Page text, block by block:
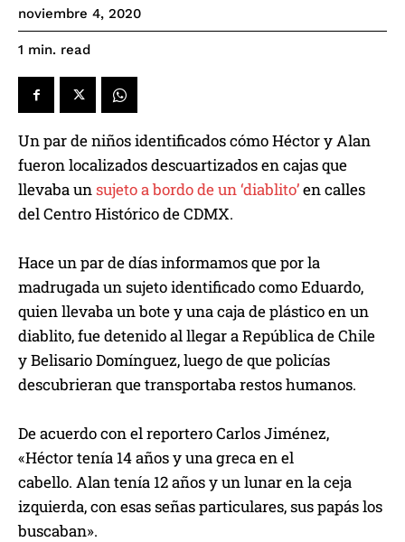
noviembre 4, 2020
1 min. read
Un par de niños identificados cómo Héctor y Alan
fueron localizados descuartizados en cajas que
llevaba unsujeto a bordo de un ‘diablito’en calles
del Centro Histórico de CDMX.
Hace un par de días informamos que por la
madrugada un sujeto identificado como Eduardo,
quien llevaba un bote y una caja de plástico en un
diablito, fue detenido al llegar a República de Chile
y Belisario Domínguez, luego de que policías
descubrieran que transportaba restos humanos.
De acuerdo con el reportero Carlos Jiménez,
«Héctor tenía 14 años y una greca en el
cabello. Alan tenía 12 años y un lunar en la ceja
izquierda, con esas señas particulares, sus papás los
buscaban».